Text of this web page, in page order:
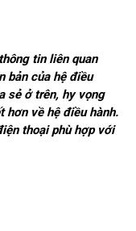
tin liên quan
bản của hệ điều
sẻ ở trên, hy vọng
hơn về hệ điều hành.
thoại phù hợp với